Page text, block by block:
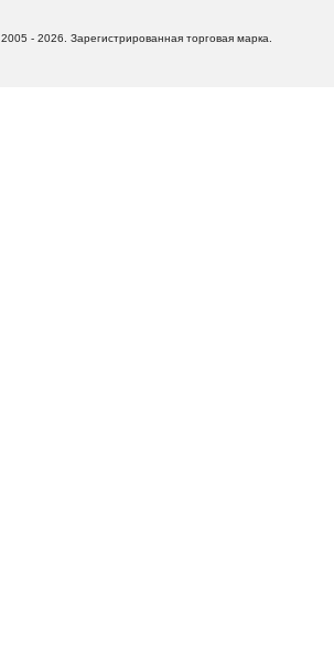
2005 - 2026. Зарегистрированная торговая марка.